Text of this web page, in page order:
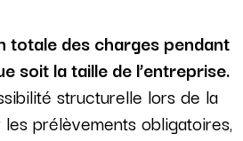
totale des charges pendant
soit la taille de l’entreprise.
structurelle lors de la
les prélèvements obligatoires,